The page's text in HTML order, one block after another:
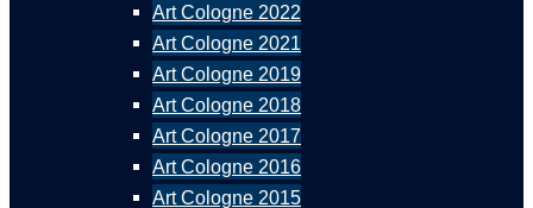
Art Cologne 2022
Art Cologne 2021
Art Cologne 2019
Art Cologne 2018
Art Cologne 2017
Art Cologne 2016
Art Cologne 2015